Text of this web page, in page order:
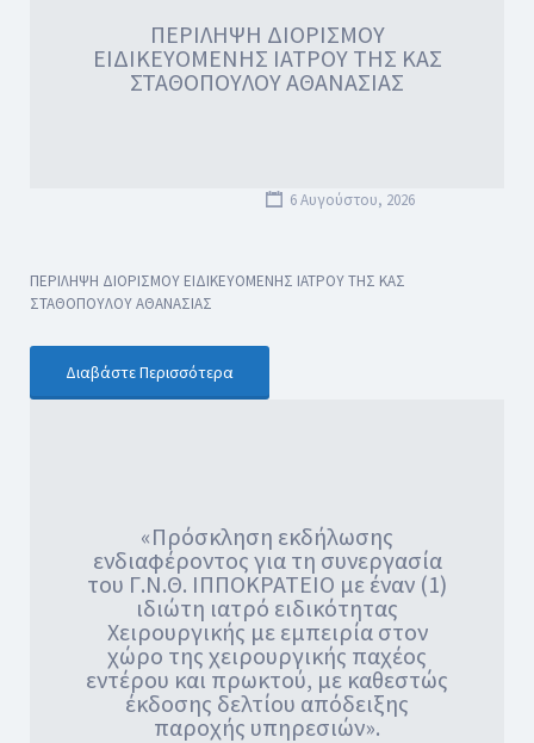
ΠΕΡΙΛΗΨΗ ΔΙΟΡΙΣΜΟΥ
ΕΙΔΙΚΕΥΟΜΕΝΗΣ ΙΑΤΡΟΥ ΤΗΣ ΚΑΣ
ΣΤΑΘΟΠΟΥΛΟΥ ΑΘΑΝΑΣΙΑΣ
6 Αυγούστου, 2026
ΠΕΡΙΛΗΨΗ ΔΙΟΡΙΣΜΟΥ ΕΙΔΙΚΕΥΟΜΕΝΗΣ ΙΑΤΡΟΥ ΤΗΣ ΚΑΣ
ΣΤΑΘΟΠΟΥΛΟΥ ΑΘΑΝΑΣΙΑΣ
Διαβάστε Περισσότερα
«Πρόσκληση εκδήλωσης
ενδιαφέροντος για τη συνεργασία
του Γ.Ν.Θ. ΙΠΠΟΚΡΑΤΕΙΟ με έναν (1)
ιδιώτη ιατρό ειδικότητας
Χειρουργικής με εμπειρία στον
χώρο της χειρουργικής παχέος
εντέρου και πρωκτού, με καθεστώς
έκδοσης δελτίου απόδειξης
παροχής υπηρεσιών».